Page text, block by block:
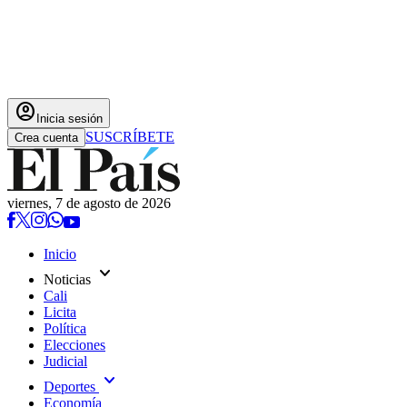
account_circle Inicia sesión
Crea cuenta SUSCRÍBETE
viernes, 7 de agosto de 2026
Inicio
Noticias expand_more
Cali
Licita
Política
Elecciones
Judicial
Deportes expand_more
Economía